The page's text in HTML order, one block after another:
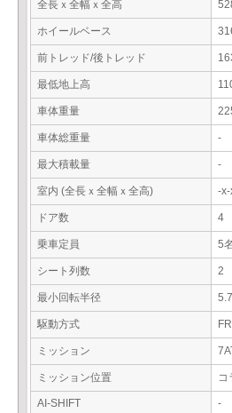
全長ｘ全幅ｘ全高
ホイールベース
前トレッド/後トレッド
最低地上高
車体重量
車体総重量 -
最大積載量 -
室内 (全長ｘ全幅ｘ全高) -x-
ドア数 4
乗車定員 5名
シート列数 2
最小回転半径
駆動方式 FR
ミッション
ミッション位置 コ
AI-SHIFT
-